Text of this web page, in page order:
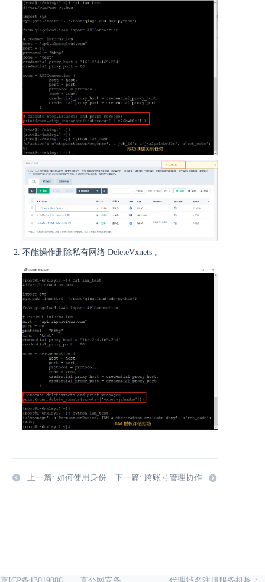
不能操作删除私有网络 DeleteVxnets 。
上一篇: 如何使用身份 下一篇: 跨账号管理协作